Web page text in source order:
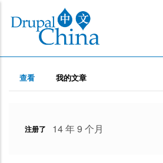
主
内
主
标
查看
动
我的文章
注册了 14 年 9 个月